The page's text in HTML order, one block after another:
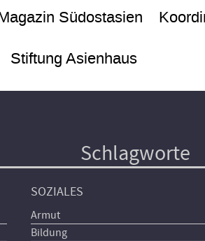
Südostasien
Stiftung Asienhaus
Schlagworte
SOZIALES
Armut
Bildung